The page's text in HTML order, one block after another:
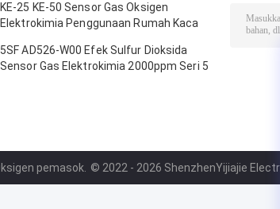
KE-25 KE-50 Sensor Gas Oksigen
Elektrokimia Penggunaan Rumah Kaca
5SF AD526-W00 Efek Sulfur Dioksida
Sensor Gas Elektrokimia 2000ppm Seri 5
pemasok. © 2022 - 2026 ShenzhenYijiajie